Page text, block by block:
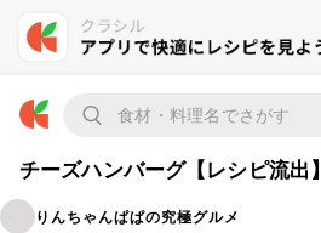
チーズハンバーグ【レシピ流出】
りんちゃんぱぱの究極グルメ